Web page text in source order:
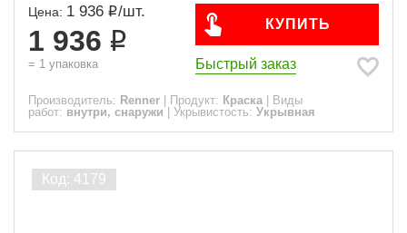
Цена: 1 936 /шт.
1 936
= 1 упаковка
КУПИТЬ
Быстрый заказ
Производитель: Renner Продукт: Краска
Виды
работ: внутри, снаружи Укрывистость: Укрывная